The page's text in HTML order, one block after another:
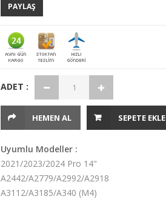
PAYLAŞ
ADET :
HEMEN AL SEPETE EKLE
Uyumlu Modeller :
2021/2023/2024 Pro 14"
A2442/A2779/A2992/A2918
A3112/A3185/A340 (M4)